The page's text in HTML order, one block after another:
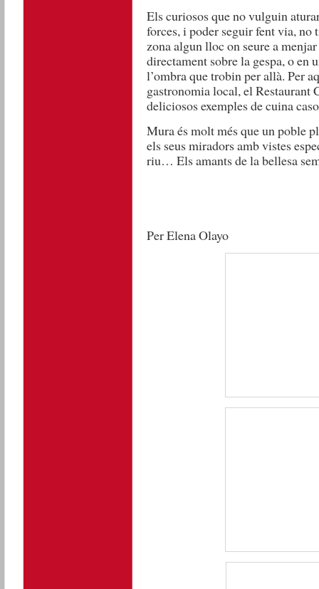
Els curiosos que no vulguin
forces, i poder seguir fent via,
zona algun lloc on seure a
directament sobre la gespa, o en
l’ombra que trobin per allà. Per
gastronomia local, el Restaurant
deliciosos exemples de cuina
Mura és molt més que un poble
els seus miradors amb vistes
riu… Els amants de la bellesa
Per Elena Olayo